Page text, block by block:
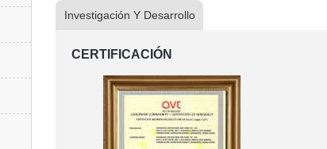
Investigación Y Desarrollo
CERTIFICACIÓN